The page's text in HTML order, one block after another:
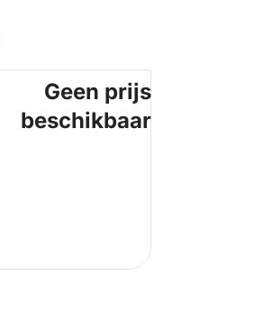
Geen prijs
beschikbaar